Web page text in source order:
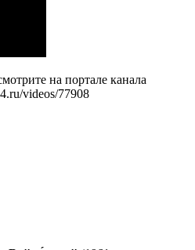
на портале канала
videos/77908